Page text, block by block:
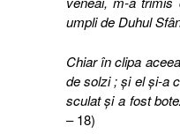
umpli de Duhul
Chiar în clipa
de solzi ; şi el şi-a
sculat şi a fost
– 18)